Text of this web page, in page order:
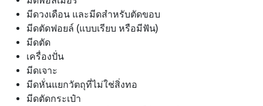
มีดวงเดือน และมีดสำหรับตัดขอบ
มีดตัดฟอยล์ (แบบเรียบ หรือมีฟัน)
มีดตัด
เครื่องปั่น
มีดเจาะ
มีดหั่นแยกวัตถุที่ไม่ใช่สิ่งทอ
มีดตัดกระเป๋า